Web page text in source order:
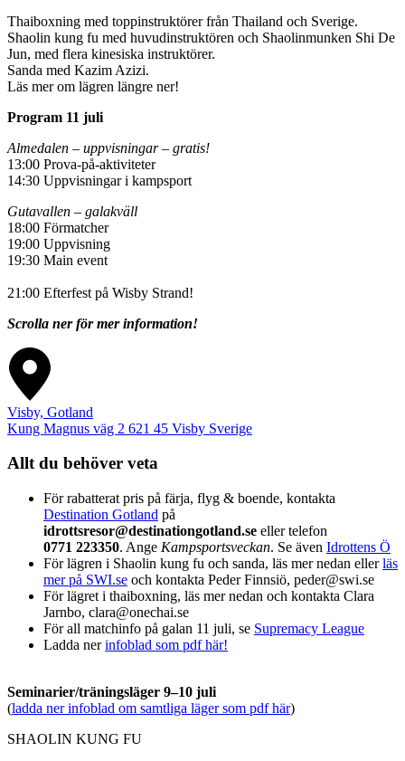
Thaiboxning med toppinstruktörer från Thailand och Sverige.
Shaolin kung fu med huvudinstruktören och Shaolinmunken Shi De
Jun, med flera kinesiska instruktörer.
Sanda med Kazim Azizi.
Läs mer om lägren längre ner!
Program 11 juli
Almedalen – uppvisningar – gratis!
13:00 Prova-på-aktiviteter
14:30 Uppvisningar i kampsport
Gutavallen – galakväll
18:00 Förmatcher
19:00 Uppvisning
19:30 Main event
21:00 Efterfest på Wisby Strand!
Scrolla ner för mer information!
Visby, Gotland
Kung Magnus väg 2 621 45 Visby Sverige
Allt du behöver veta
För rabatterat pris på färja, flyg & boende, kontakta
Destination Gotland på
idrottsresor@destinationgotland.se eller telefon
0771 223350. Ange Kampsportsveckan. Se även Idrottens Ö
För lägren i Shaolin kung fu och sanda, läs mer nedan ellerläs
mer på SWI.se och kontakta Peder Finnsiö, peder@swi.se
För lägret i thaiboxning, läs mer nedan och kontakta Clara
Jarnbo, clara@onechai.se
För all matchinfo på galan 11 juli, se Supremacy League
Ladda nerinfoblad som pdf här!
Seminarier/träningsläger 9–10 juli
(ladda ner infoblad om samtliga läger som pdf här)
SHAOLIN KUNG FU